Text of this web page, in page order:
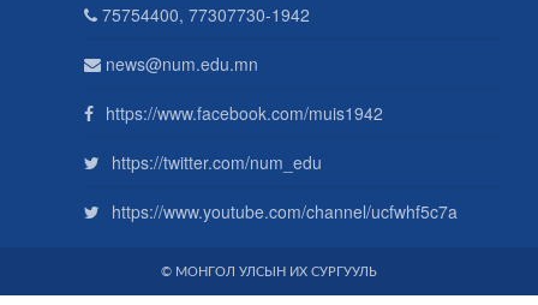
75754400, 77307730-1942
news@num.edu.mn
https://www.facebook.com/muis1942
https://twitter.com/num_edu
https://www.youtube.com/channel/ucfwhf5c7a
© МОНГОЛ УЛСЫН ИХ СУРГУУЛЬ